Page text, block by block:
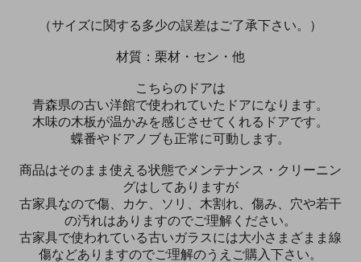
（サイズに関する多少の誤差はご了承下さい。）
材質：栗材・セン・他
こちらのドアは
青森県の古い洋館で使われていたドアになります。
木味の木板が温かみを感じさせてくれるドアです。
蝶番やドアノブも正常に可動します。
商品はそのまま使える状態でメンテナンス・クリーニン
グはしてありますが
古家具なので傷、カケ、ソリ、木割れ、傷み、穴や若干
の汚れはありますのでご理解ください。
古家具で使われている古いガラスには大小さまざまま線
傷などありますのでご理解のうえご購入下さい。